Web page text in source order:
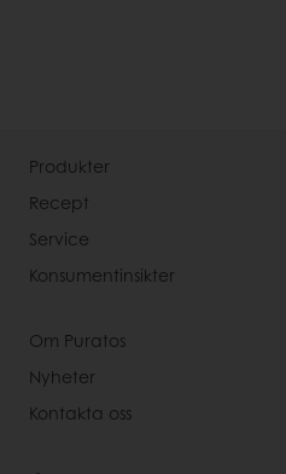
Produkter
Recept
Service
Konsumentinsikter
Om Puratos
Nyheter
Kontakta oss